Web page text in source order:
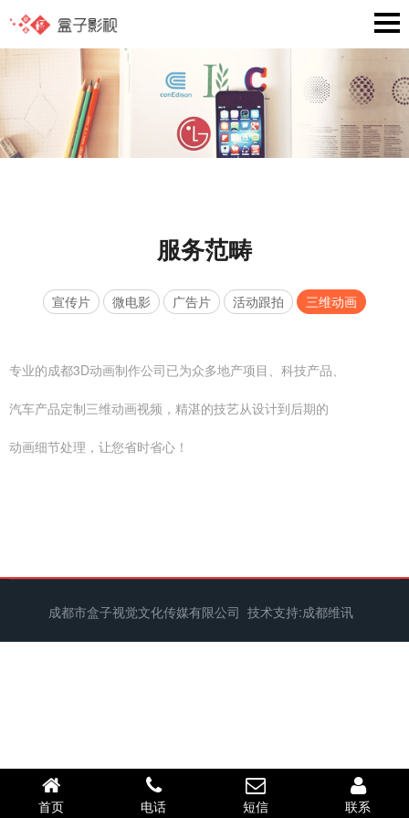
服务范畴
宣传片 微电影 广告片 活动跟拍 三维动画
专业的成都3D动画制作公司已为众多地产项目、科技产品、
汽车产品定制三维动画视频，精湛的技艺从设计到后期的
动画细节处理，让您省时省心！
成都市盒子视觉文化传媒有限公司 技术支持:成都维讯
首页 电话 短信 联系